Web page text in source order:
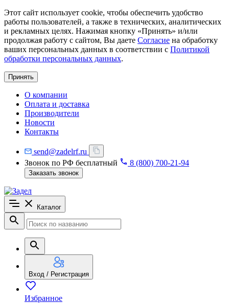
Этот сайт использует cookie, чтобы обеспечить удобство
работы пользователей, а также в технических, аналитических
и рекламных целях. Нажимая кнопку «Принять» и/или
продолжая работу с сайтом, Вы даете Согласие на обработку
ваших персональных данных в соответствии с Политикой
обработки персональных данных.
Принять
О компании
Оплата и доставка
Производители
Новости
Контакты
send@zadelrf.ru
Звонок по РФ бесплатный
8 (800) 700-21-94
Заказать звонок
Каталог
Вход / Регистрация
Избранное